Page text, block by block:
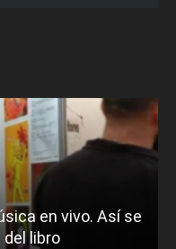
en vivo. Así se
del libro